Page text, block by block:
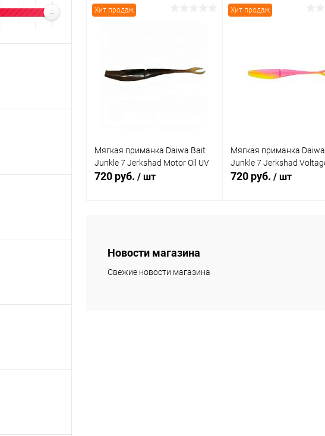
Хит продаж
Мягкая приманка Daiwa Bait
Junkle 7 Jerkshad Motor Oil UV
720 руб. / шт
Купить в 1
клик
Сравнение
Хит продаж
Мягкая приманка
Junkle 7 Jerkshad
720 руб. / шт
Новости магазина
Свежие новости магазина